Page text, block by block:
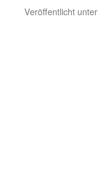
Veröffentlicht unter